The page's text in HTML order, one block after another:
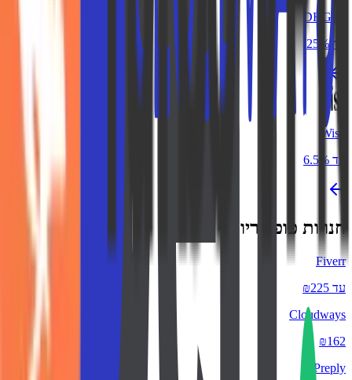
DHGate
עד 25%
Wish
עד 6.5%
חנויות פופולריות
Fiverr
עד ₪225
Cloudways
₪162
Preply